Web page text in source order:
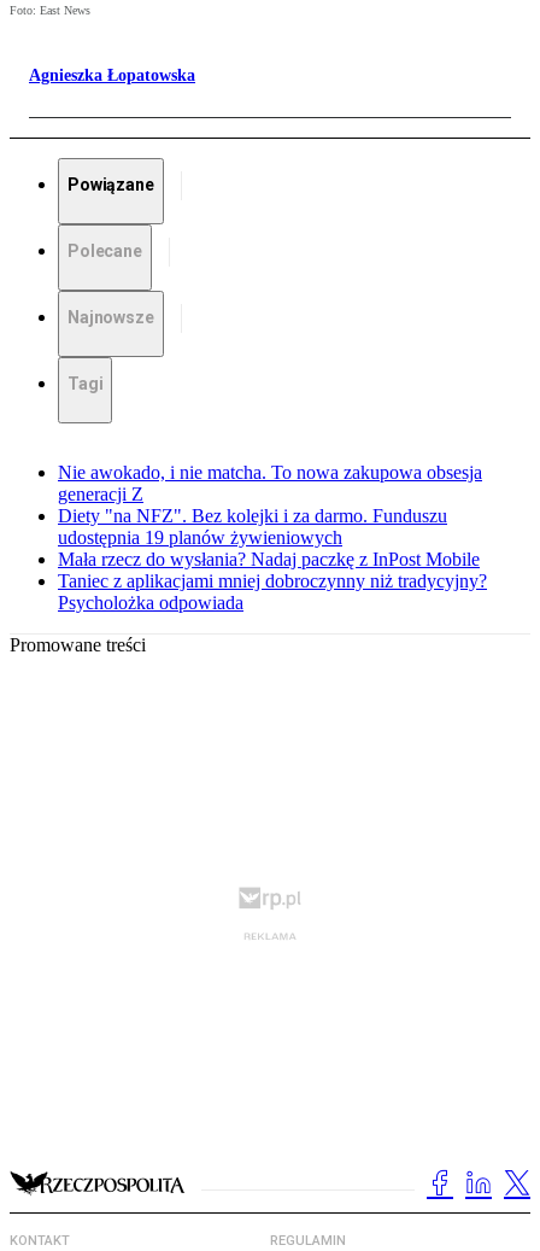
Foto: East News
Agnieszka Łopatowska
Powiązane
Polecane
Najnowsze
Tagi
Nie awokado, i nie matcha. To nowa zakupowa obsesja
generacji Z
Diety "na NFZ". Bez kolejki i za darmo. Funduszu
udostępnia 19 planów żywieniowych
Mała rzecz do wysłania? Nadaj paczkę z InPost Mobile
Taniec z aplikacjami mniej dobroczynny niż tradycyjny?
Psycholożka odpowiada
Promowane treści
KONTAKT REGULAMIN